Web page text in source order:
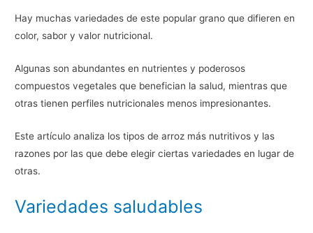
Hay muchas variedades de este popular grano que difieren en
color, sabor y valor nutricional.
Algunas son abundantes en nutrientes y poderosos
compuestos vegetales que benefician la salud, mientras que
otras tienen perfiles nutricionales menos impresionantes.
Este artículo analiza los tipos de arroz más nutritivos y las
razones por las que debe elegir ciertas variedades en lugar de
otras.
Variedades saludables